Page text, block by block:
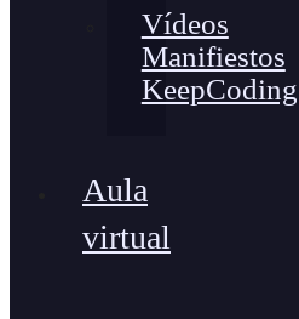
Vídeos
Manifiestos
KeepCoding
Aula
virtual